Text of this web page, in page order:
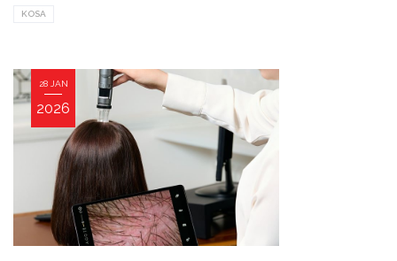
KOSA
28 JAN
2026